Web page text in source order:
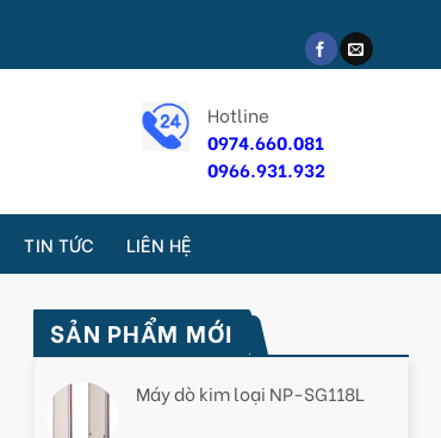
Hotline
0974.660.081
0966.931.932
TIN TỨC LIÊN HỆ
SẢN PHẨM MỚI
Máy dò kim loại NP-SG118L